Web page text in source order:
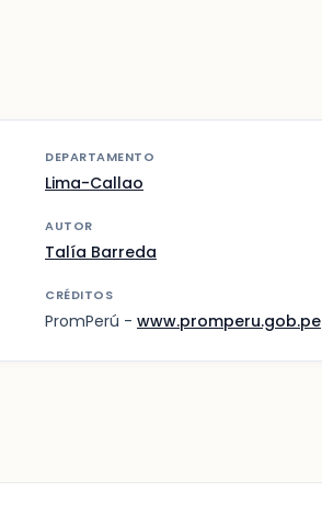
DEPARTAMENTO
Lima-Callao
AUTOR
Talía Barreda
CRÉDITOS
PromPerú - www.promperu.gob.pe